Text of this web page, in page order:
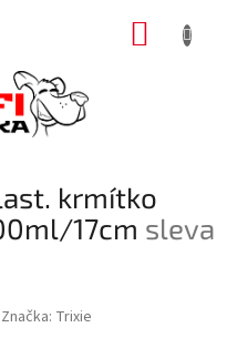
krmítko
17cm sleva
Značka: Trixie